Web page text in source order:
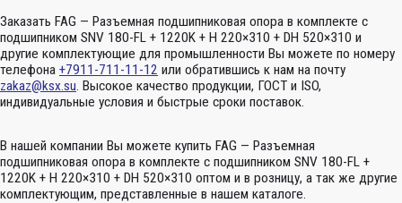
Заказать FAG — Разъемная подшипниковая опора в комплекте с
подшипником SNV 180-FL + 1220K + H 220×310 + DH 520×310 и
другие комплектующие для промышленности Вы можете по номеру
телефона +7911-711-11-12 или обратившись к нам на почту
zakaz@ksx.su. Высокое качество продукции, ГОСТ и ISO,
индивидуальные условия и быстрые сроки поставок.
В нашей компании Вы можете купить FAG — Разъемная
подшипниковая опора в комплекте с подшипником SNV 180-FL +
1220K + H 220×310 + DH 520×310 оптом и в розницу, а так же другие
комплектующим, представленные в нашем каталоге.